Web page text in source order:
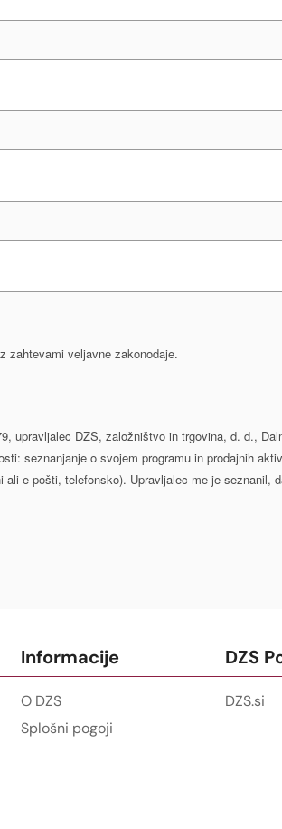
zahtevami veljavne zakonodaje.
upravljalec DZS, založništvo in trgovina, d. d.,
seznanjanje o svojem programu in prodajnih
e-pošti, telefonsko). Upravljalec me je
Informacije
O DZS
Splošni pogoji
DZS
DZS.si